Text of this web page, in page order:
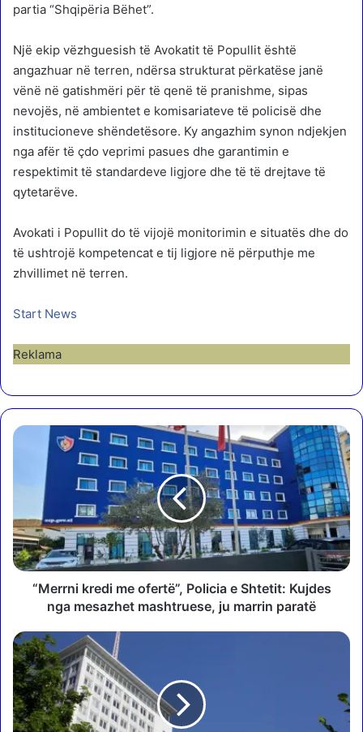
partia “Shqipëria Bëhet”.
Një ekip vëzhguesish të Avokatit të Popullit është
angazhuar në terren, ndërsa strukturat përkatëse janë
vënë në gatishmëri për të qenë të pranishme, sipas
nevojës, në ambientet e komisariateve të policisë dhe
institucioneve shëndetësore. Ky angazhim synon ndjekjen
nga afër të çdo veprimi pasues dhe garantimin e
respektimit të standardeve ligjore dhe të të drejtave të
qytetarëve.
Avokati i Popullit do të vijojë monitorimin e situatës dhe do
të ushtrojë kompetencat e tij ligjore në përputhje me
zhvillimet në terren.
Start News
Reklama
“
n
i
k
r
m
e
o
f
e
r
“Merrni kredi me ofertë”, Policia e Shtetit: Kujdes
nga mesazhet mashtruese, ju marrin paratë
I
N
T
E
R
V